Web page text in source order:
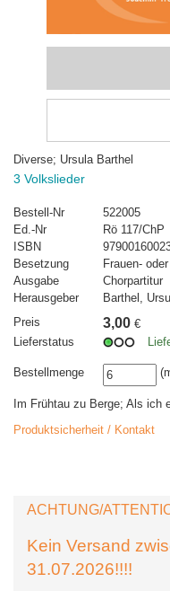
Diverse; Ursula Barthel
3 Volkslieder
Bestell-Nr
522005
Ed.-Nr
Rö 117/ChP
ISBN
Besetzung
Frauen-
Ausgabe
Chorpartitur
Herausgeber
Barthel,
Preis
3,00 €
Lieferstatus
Bestellmenge
Im Frühtau zu Berge; Als ich
Produktsicherheit / Kontakt
ACHTUNG/
Kein Versand
31.07.2026!!!!